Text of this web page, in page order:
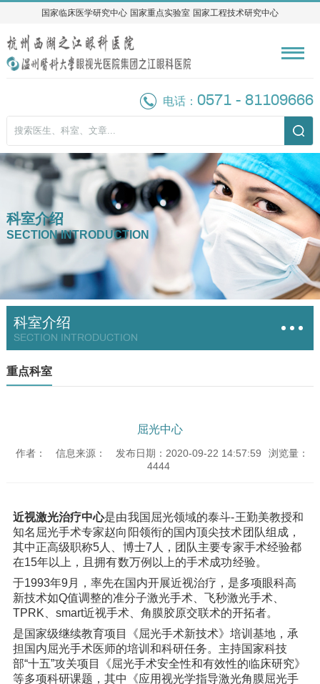
国家临床医学研究中心 国家重点实验室 国家工程技术研究中心
国家临床医学研究中心 国家重点实验室 国家工程技术研究中心
电话：0571 - 81109666
科室介绍
SECTION INTRODUCTION
科室介绍
SECTION INTRODUCTION
重点科室
屈光中心
作者： 信息来源： 发布日期：2020-09-22 14:57:59
浏览量：
4444
近视激光治疗中心是由我国屈光领域的泰斗-王勤美教授和
知名屈光手术专家赵向阳领衔的国内顶尖技术团队组成，
其中正高级职称5人、博士7人，团队主要专家手术经验都
在15年以上，且拥有数万例以上的手术成功经验。
于1993年9月，率先在国内开展近视治疗，是多项眼科高
新技术如Q值调整的准分子激光手术、飞秒激光手术、
TPRK、smart近视手术、角膜胶原交联术的开拓者。
是国家级继续教育项目《屈光手术新技术》培训基地，承
担国内屈光手术医师的培训和科研任务。主持国家科技
部“十五”攻关项目《屈光手术安全性和有效性的临床研究》
等多项科研课题，其中《应用视光学指导激光角膜屈光手